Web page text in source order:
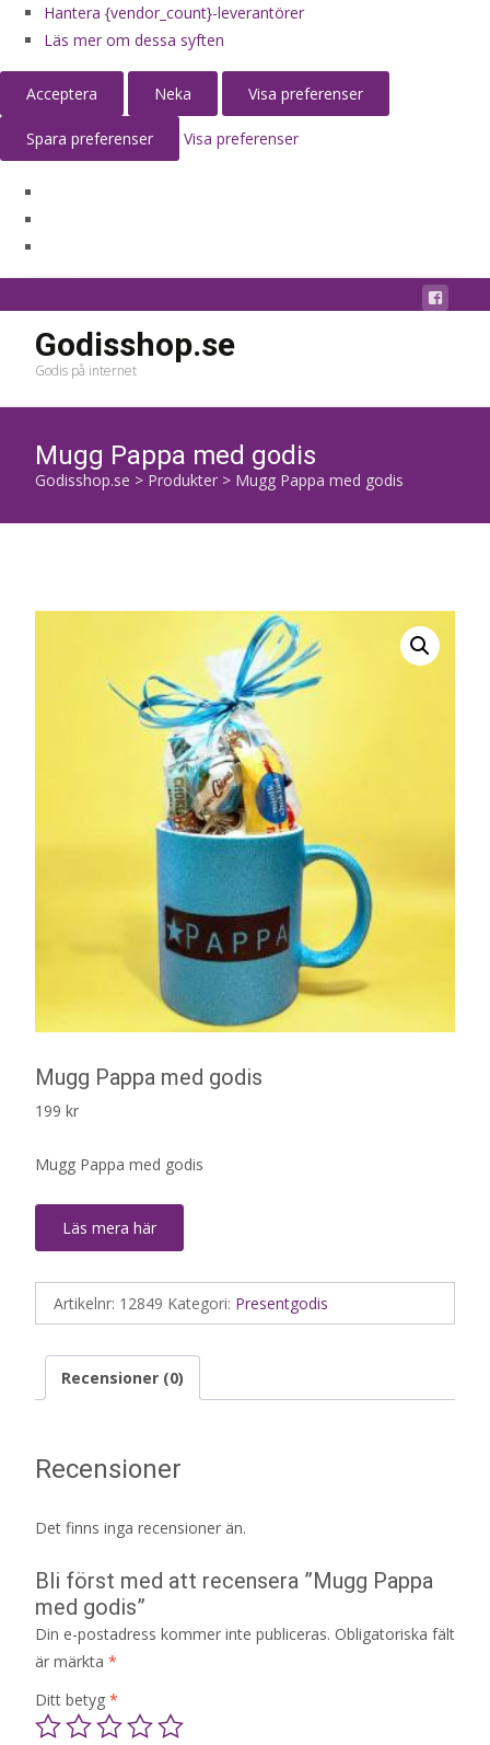
Hantera {vendor_count}-leverantörer
Läs mer om dessa syften
Acceptera Neka Visa preferenser
Spara preferenser Visa preferenser
Godisshop.se
Godis på internet
Mugg Pappa med godis
Godisshop.se > Produkter > Mugg Pappa med godis
Mugg Pappa med godis
199 kr
Mugg Pappa med godis
Läs mera här
Artikelnr: 12849 Kategori: Presentgodis
Recensioner (0)
Recensioner
Det finns inga recensioner än.
Bli först med att recensera ”Mugg Pappa
med godis”
Din e-postadress kommer inte publiceras. Obligatoriska fält
är märkta *
Ditt betyg *